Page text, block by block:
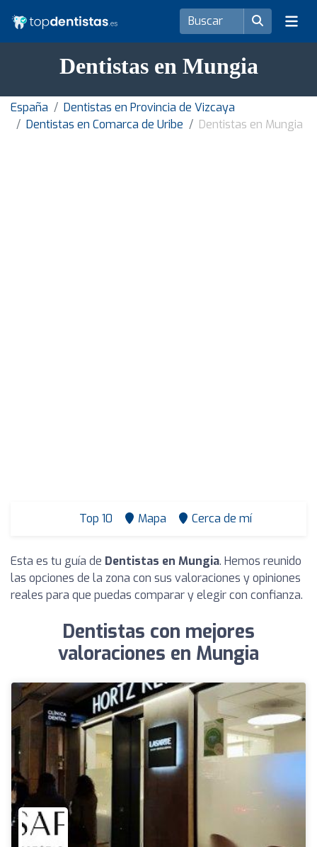
Dentistas en Mungia
España
Dentistas en Provincia de Vizcaya
Dentistas en Comarca de Uribe
Dentistas en Mungia
Top 10 Mapa Cerca de mí
Esta es tu guía de Dentistas en Mungia. Hemos reunido
las opciones de la zona con sus valoraciones y opiniones
reales para que puedas comparar y elegir con confianza.
Dentistas con mejores
valoraciones en Mungia